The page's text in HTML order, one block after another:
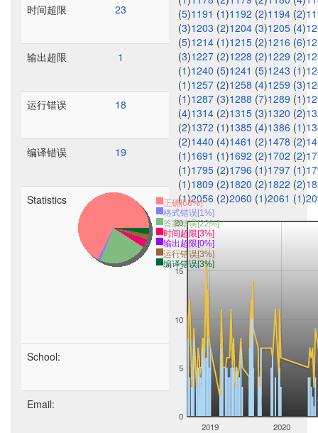
(5)1191 (1)1192 (2)1194 (2)
(3)1203 (2)1204 (3)1205 (4)
(5)1214 (1)1215 (2)1216 (6)
(3)1227 (2)1228 (2)1229 (2)
(1)1240 (5)1241 (5)1243 (1)
(1)1257 (2)1258 (4)1259 (3)
(1)1287 (3)1288 (7)1289 (1)
(4)1314 (2)1315 (3)1320 (2)
(2)1372 (1)1385 (4)1386 (1)
(2)1440 (4)1461 (2)1478 (2)
(1)1691 (1)1692 (2)1702 (2)
(1)1795 (2)1796 (1)1797 (1)
(1)1809 (2)1820 (2)1822 (2)
(1)2056 (2)2060 (1)2061 (1)
2019 2020
0
5
10
15
20
时间超限 23
输出超限 1
运行错误 18
编译错误 19
Statistics
正确[68%]
格式错误[1%]
答案错误[22%]
时间超限[3%]
输出超限[0%]
运行错误[3%]
编译错误[3%]
School:
Email: